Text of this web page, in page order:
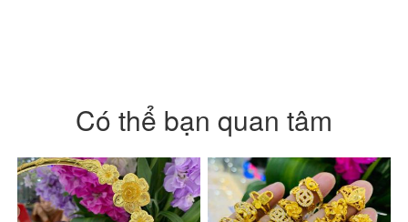
Có thể bạn quan tâm